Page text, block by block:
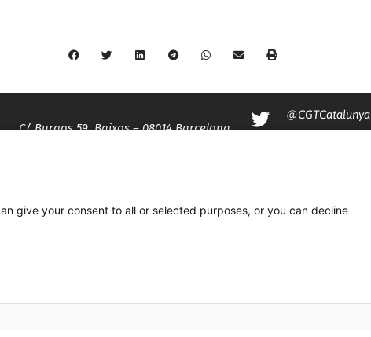
C/ Burgos 59, Baixos – 08014 Barcelona
@CGTCatalunya
give your consent to all or selected purposes, or you can decline